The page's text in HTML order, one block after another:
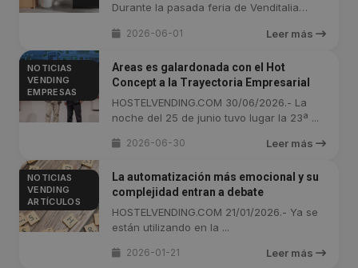
Durante la pasada feria de Venditalia
2026-06-01 Leer más
NOTICIAS
VENDING
EMPRESAS
Areas es galardonada con el Hot
Concept a la Trayectoria Empresarial
HOSTELVENDING.COM 30/06/2026.- La
noche del 25 de junio tuvo lugar la 23ª ...
2026-06-30 Leer más
NOTICIAS
VENDING
ARTÍCULOS
La automatización más emocional y su
complejidad entran a debate
HOSTELVENDING.COM 21/01/2026.- Ya se
están utilizando en la ...
2026-01-21 Leer más